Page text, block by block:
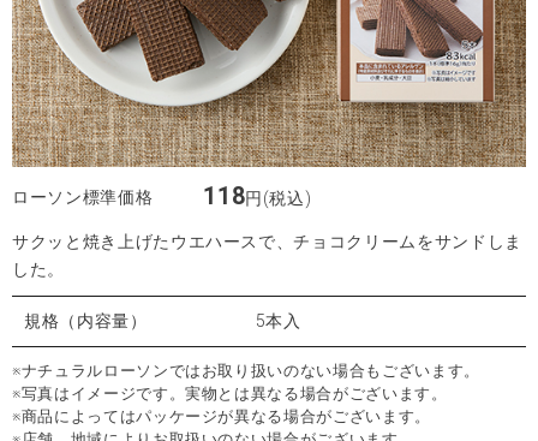
ローソン標準価格 118円(税込)
サクッと焼き上げたウエハースで、チョコクリームをサンドしま
した。
規格（内容量） 5本入
※ナチュラルローソンではお取り扱いのない場合もございます。
※写真はイメージです。実物とは異なる場合がございます。
※商品によってはパッケージが異なる場合がございます。